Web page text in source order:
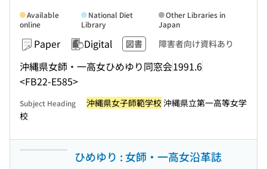
Paper Digital 図書 障害者向け資料あり
沖縄県女師・一高女ひめゆり同窓会1991.6
<FB22-E585>
Available
online
National Diet
Library
Other Libraries in
Japan
Subject Heading 沖縄県女子師範学校沖縄県立第一高等女学
校
ひめゆり : 女師・一高女沿革誌